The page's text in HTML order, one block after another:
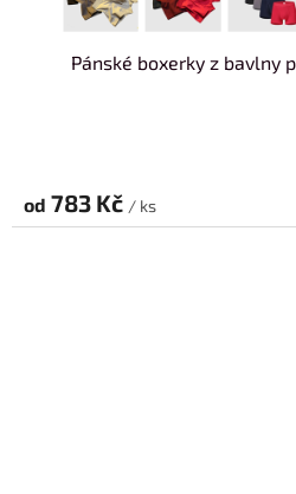
Pánské boxerky z bavlny
od 783 Kč / ks